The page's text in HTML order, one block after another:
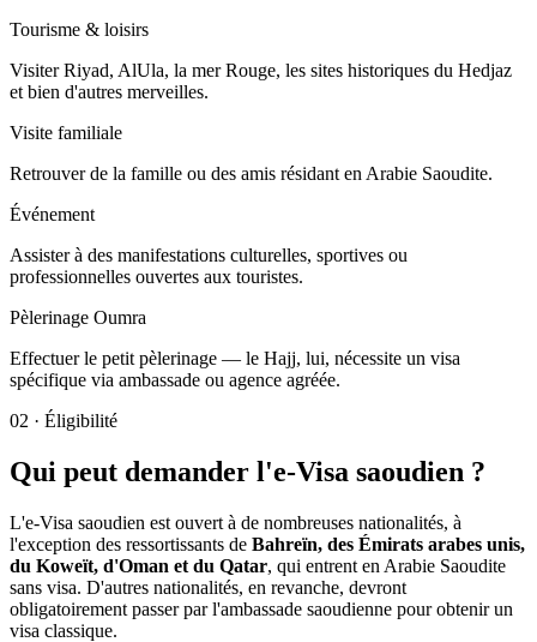
Tourisme & loisirs
Visiter Riyad, AlUla, la mer Rouge, les sites historiques du Hedjaz
et bien d'autres merveilles.
Visite familiale
Retrouver de la famille ou des amis résidant en Arabie Saoudite.
Événement
Assister à des manifestations culturelles, sportives ou
professionnelles ouvertes aux touristes.
Pèlerinage Oumra
Effectuer le petit pèlerinage — le Hajj, lui, nécessite un visa
spécifique via ambassade ou agence agréée.
02 · Éligibilité
Qui peut demander l'e-Visa saoudien ?
L'e-Visa saoudien est ouvert à de nombreuses nationalités, à
l'exception des ressortissants de Bahreïn, des Émirats arabes unis,
du Koweït, d'Oman et du Qatar, qui entrent en Arabie Saoudite
sans visa. D'autres nationalités, en revanche, devront
obligatoirement passer par l'ambassade saoudienne pour obtenir un
visa classique.